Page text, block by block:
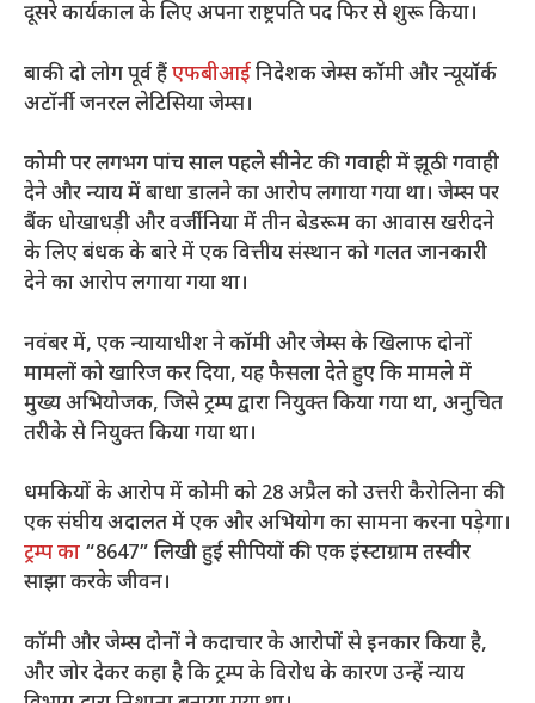
दूसरे कार्यकाल के लिए अपना राष्ट्रपति पद फिर से शुरू किया।
बाकी दो लोग पूर्व हैंएफबीआईनिदेशक जेम्स कॉमी और न्यूयॉर्क
अटॉर्नी जनरल लेटिसिया जेम्स।
कोमी पर लगभग पांच साल पहले सीनेट की गवाही में झूठी गवाही
देने और न्याय में बाधा डालने का आरोप लगाया गया था। जेम्स पर
बैंक धोखाधड़ी और वर्जीनिया में तीन बेडरूम का आवास खरीदने
के लिए बंधक के बारे में एक वित्तीय संस्थान को गलत जानकारी
देने का आरोप लगाया गया था।
नवंबर में, एक न्यायाधीश ने कॉमी और जेम्स के खिलाफ दोनों
मामलों को खारिज कर दिया, यह फैसला देते हुए कि मामले में
मुख्य अभियोजक, जिसे ट्रम्प द्वारा नियुक्त किया गया था, अनुचित
तरीके से नियुक्त किया गया था।
धमकियों के आरोप में कोमी को 28 अप्रैल को उत्तरी कैरोलिना की
एक संघीय अदालत में एक और अभियोग का सामना करना पड़ेगा।
ट्रम्प का “8647” लिखी हुई सीपियों की एक इंस्टाग्राम तस्वीर
साझा करके जीवन।
कॉमी और जेम्स दोनों ने कदाचार के आरोपों से इनकार किया है,
और जोर देकर कहा है कि ट्रम्प के विरोध के कारण उन्हें न्याय